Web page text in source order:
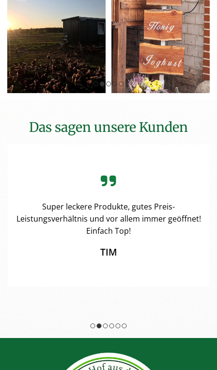
Das sagen unsere Kunden
Super leckere Produkte, gutes Preis-
Leistungsverhältnis und vor allem immer geöffnet!
Einfach Top!
TIM